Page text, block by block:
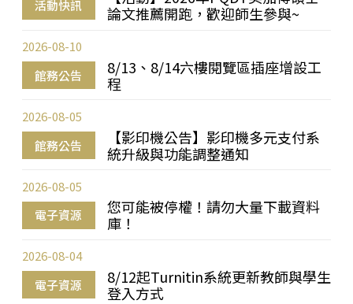
活動快訊
論文推薦開跑，歡迎師生參與~
館務公告
8/13、8/14六樓閱覽區插座增設工
程
2026-08-10
館務公告
【影印機公告】影印機多元支付系
統升級與功能調整通知
2026-08-05
電子資源
您可能被停權！請勿大量下載資料
庫！
2026-08-05
電子資源
8/12起Turnitin系統更新教師與學生
登入方式
2026-08-04